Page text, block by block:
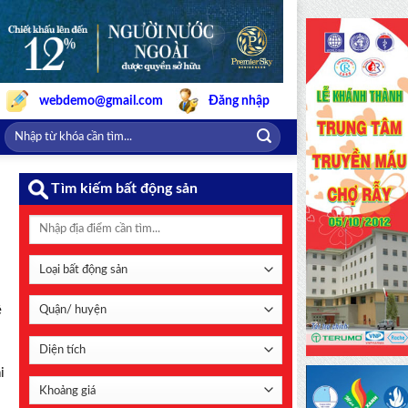
webdemo@gmail.com Đăng nhập
Tìm kiếm bất động sản